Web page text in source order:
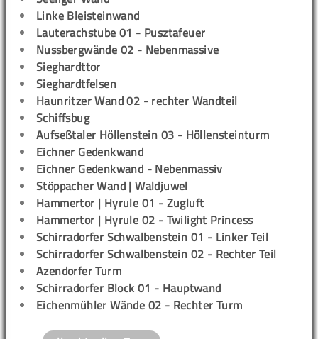
Linke Bleisteinwand
Lauterachstube 01 - Pusztafeuer
Nussbergwände 02 - Nebenmassive
Sieghardttor
Sieghardtfelsen
Haunritzer Wand 02 - rechter Wandteil
Schiffsbug
Aufseßtaler Höllenstein 03 - Höllensteinturm
Eichner Gedenkwand
Eichner Gedenkwand - Nebenmassiv
Stöppacher Wand | Waldjuwel
Hammertor | Hyrule 01 - Zugluft
Hammertor | Hyrule 02 - Twilight Princess
Schirradorfer Schwalbenstein 01 - Linker Teil
Schirradorfer Schwalbenstein 02 - Rechter Teil
Azendorfer Turm
Schirradorfer Block 01 - Hauptwand
Eichenmühler Wände 02 - Rechter Turm